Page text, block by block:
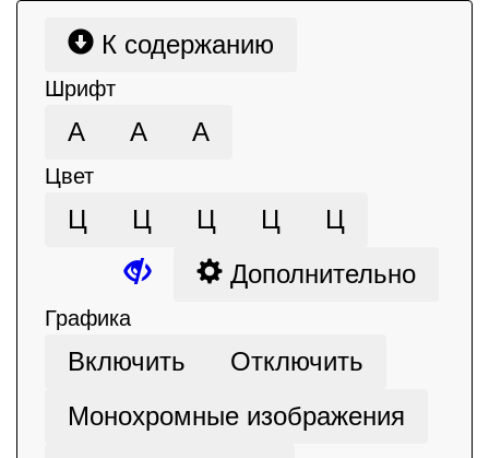
К содержанию
Шрифт
А А А
Цвет
Ц Ц Ц Ц
Ц
Дополнительно
Графика
Включить
Отключить
Монохромные изображения